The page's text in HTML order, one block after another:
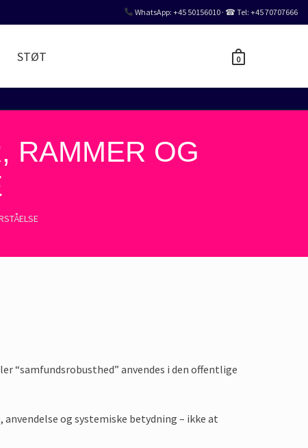
WhatsApp: +45 50156010 · ☎ Tel: +45 70707666
STØT 0
RAMMER OG
“samfundsrobusthed” anvendes i den offentlige
og systemiske betydning – ikke at